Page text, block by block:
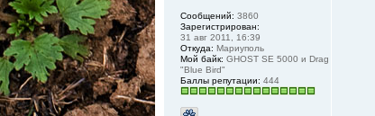
Сообщений: 3860
Зарегистрирован:
31 авг 2011, 16:39
Откуда: Мариуполь
Мой байк: GHOST SE 5000 и Drag
"Blue Bird"
Баллы репутации: 444